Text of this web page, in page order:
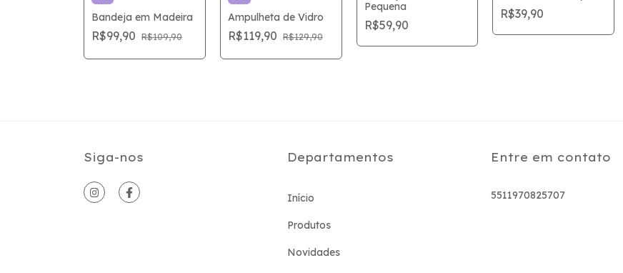
Bandeja em Madeira
R$99,90 R$109,90
Ampulheta de Vidro
R$119,90 R$129,90
Pequena
R$59,90
R$39,90
Siga-nos Departamentos
Início
Produtos
Novidades
Entre em contato
5511970825707